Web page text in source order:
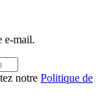
e-mail.
notre Politique de